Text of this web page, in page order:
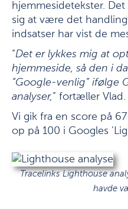
hjemmesidetekster.
sig at være det
indsatser har vist de
“Det er lykkes mig at
hjemmeside, så den i
“Google-venlig” ifølge
analyser,” fortæller Vlad.
Vi gik fra en score på
op på 100 i Googles
Tracelinks Lighthouse
havde